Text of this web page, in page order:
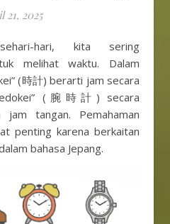
21, 2025
melihat waktu. Dalam
(時計) berarti jam secara
(腕時計) secara
tangan. Pemahaman
penting karena berkaitan
bahasa Jepang.